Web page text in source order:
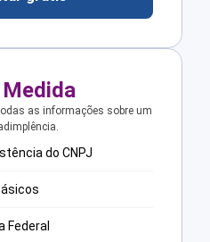
as informações sobre um
do CNPJ
Federal